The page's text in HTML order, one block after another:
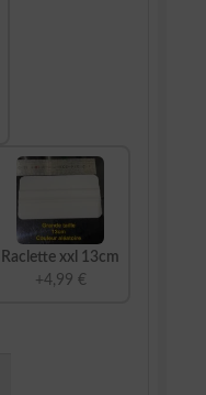
Raclette xxl 13cm
+4,99 €